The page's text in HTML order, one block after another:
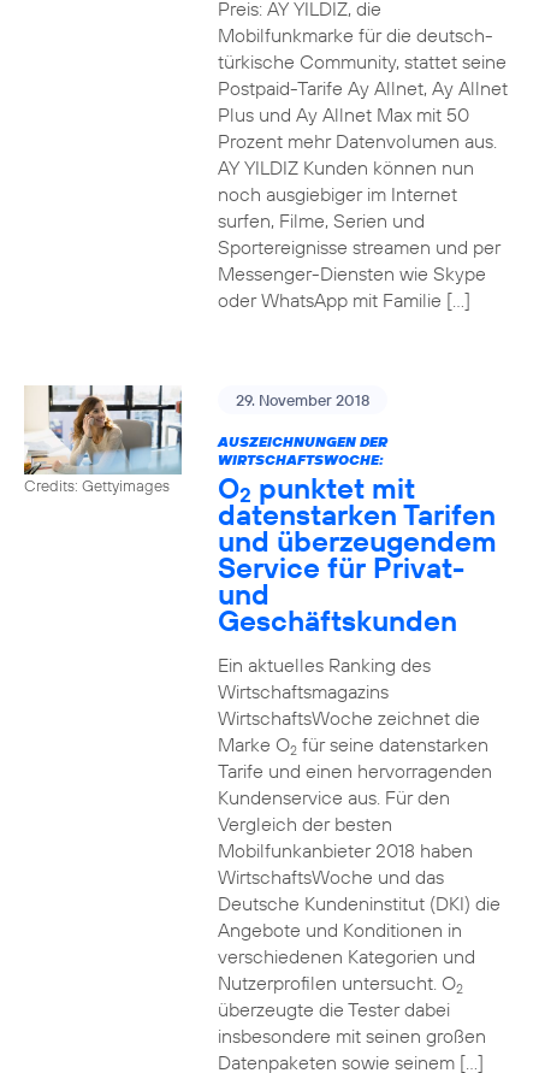
Preis: AY YILDIZ, die
Mobilfunkmarke für die deutsch-
türkische Community, stattet seine
Postpaid-Tarife Ay Allnet, Ay Allnet
Plus und Ay Allnet Max mit 50
Prozent mehr Datenvolumen aus.
AY YILDIZ Kunden können nun
noch ausgiebiger im Internet
surfen, Filme, Serien und
Sportereignisse streamen und per
Messenger-Diensten wie Skype
oder WhatsApp mit Familie […]
Credits: Gettyimages
29. November 2018
AUSZEICHNUNGEN DER
WIRTSCHAFTSWOCHE:
O2 punktet mit
datenstarken Tarifen
und überzeugendem
Service für Privat-
und
Geschäftskunden
Ein aktuelles Ranking des
Wirtschaftsmagazins
WirtschaftsWoche zeichnet die
Marke O2für seine datenstarken
Tarife und einen hervorragenden
Kundenservice aus. Für den
Vergleich der besten
Mobilfunkanbieter 2018 haben
WirtschaftsWoche und das
Deutsche Kundeninstitut (DKI) die
Angebote und Konditionen in
verschiedenen Kategorien und
Nutzerprofilen untersucht. O2
überzeugte die Tester dabei
insbesondere mit seinen großen
Datenpaketen sowie seinem […]